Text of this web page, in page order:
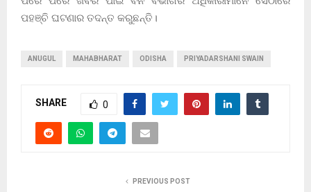
ପହଞ୍ଚି ଘଟଣାର ତଦନ୍ତ କରୁଛନ୍ତି।
ANUGUL MAHABHARAT ODISHA PRIYADARSHANI SWAIN
SHARE 0
PREVIOUS POST